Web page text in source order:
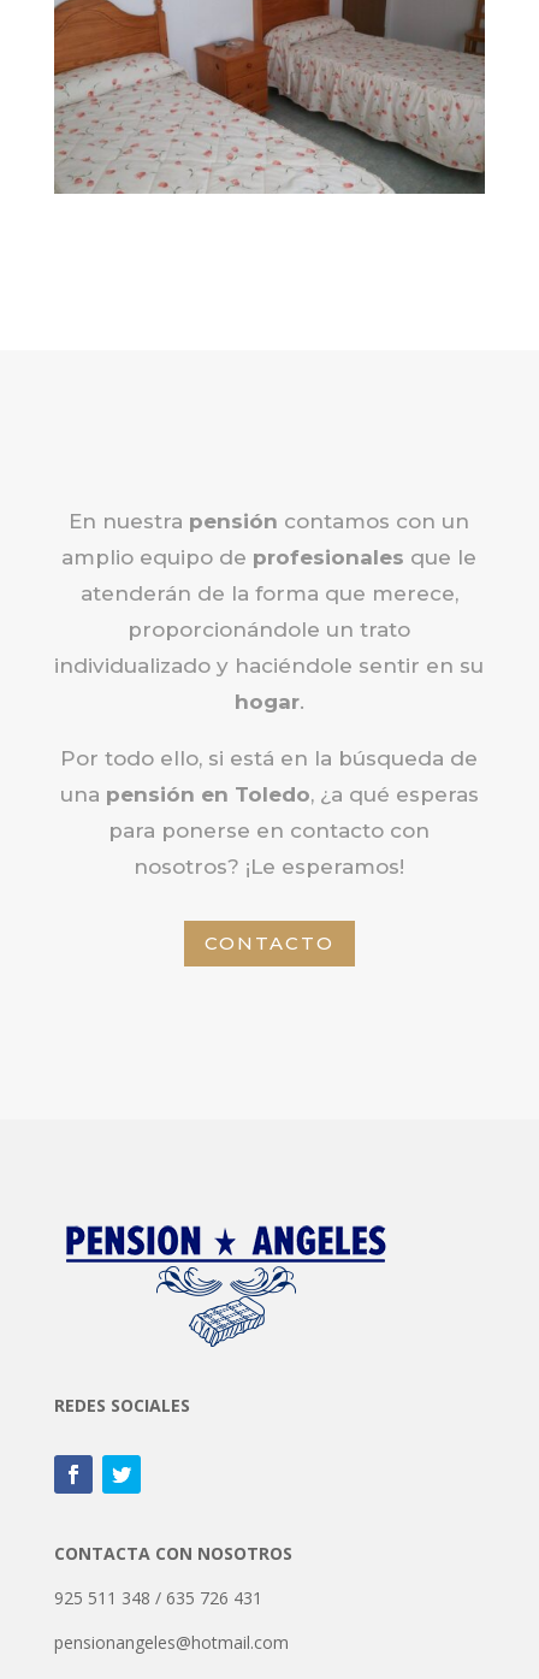
En nuestra pensión contamos con un
amplio equipo de profesionales que le
atenderán de la forma que merece,
proporcionándole un trato
individualizado y haciéndole sentir en su
hogar.
Por todo ello, si está en la búsqueda de
una pensión en Toledo, ¿a qué esperas
para ponerse en contacto con
nosotros? ¡Le esperamos!
CONTACTO
REDES SOCIALES
CONTACTA CON NOSOTROS
925 511 348 / 635 726 431
pensionangeles@hotmail.com